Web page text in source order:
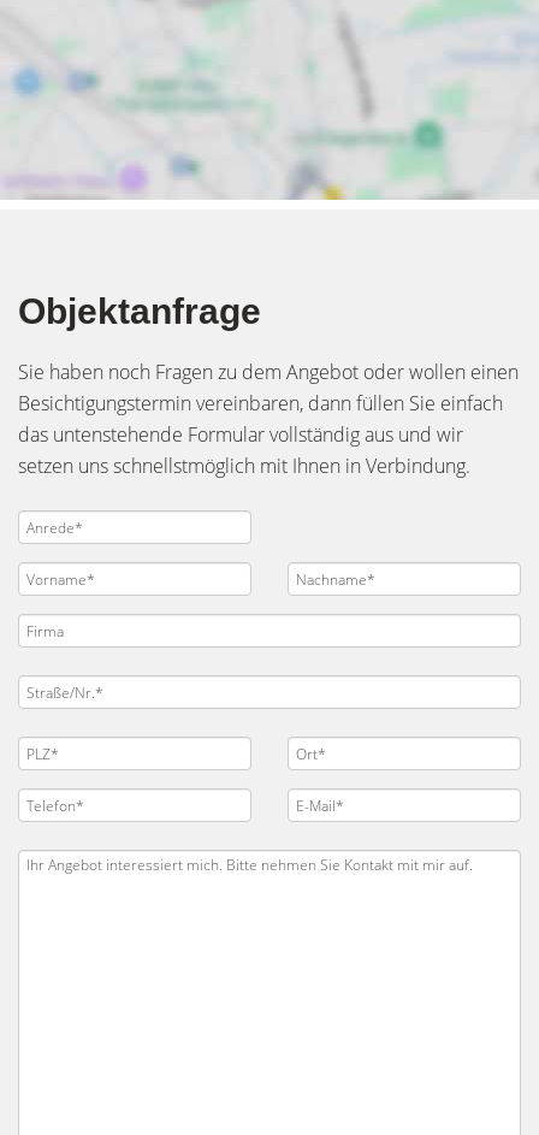
Objektanfrage
Sie haben noch Fragen zu dem Angebot oder wollen einen
Besichtigungstermin vereinbaren, dann füllen Sie einfach
das untenstehende Formular vollständig aus und wir
setzen uns schnellstmöglich mit Ihnen in Verbindung.